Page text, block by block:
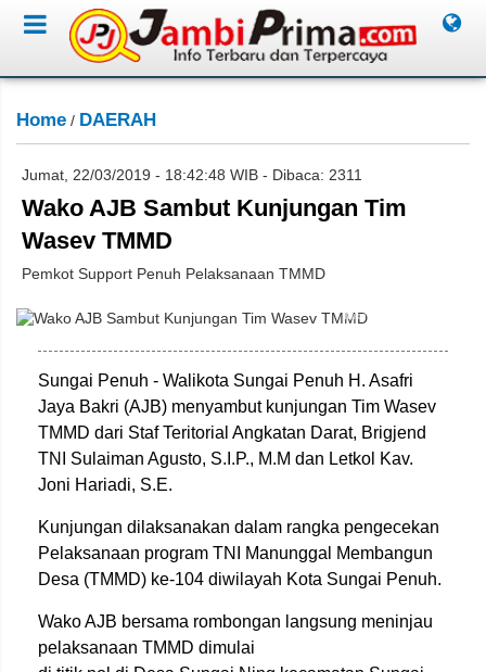
Home / DAERAH
Jumat, 22/03/2019 - 18:42:48 WIB - Dibaca: 2311
Wako AJB Sambut Kunjungan Tim
Wasev TMMD
Pemkot Support Penuh Pelaksanaan TMMD
Miko Adri/Jambione.com
Sungai Penuh - Walikota Sungai Penuh H. Asafri
Jaya Bakri (AJB) menyambut kunjungan Tim Wasev
TMMD dari Staf Teritorial Angkatan Darat, Brigjend
TNI Sulaiman Agusto, S.I.P., M.M dan Letkol Kav.
Joni Hariadi, S.E.
Kunjungan dilaksanakan dalam rangka pengecekan
Pelaksanaan program TNI Manunggal Membangun
Desa (TMMD) ke-104 diwilayah Kota Sungai Penuh.
Wako AJB bersama rombongan langsung meninjau
pelaksanaan TMMD dimulai